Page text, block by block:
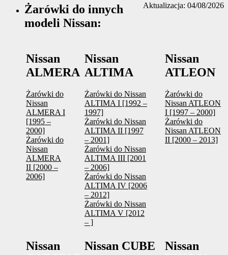
Aktualizacja: 04/08/2026
Żarówki do innych
modeli Nissan:
Nissan
ALMERA
Żarówki do
Nissan
ALMERA I
[1995 –
2000]
Żarówki do
Nissan
ALMERA
II [2000 –
2006]
Nissan
ALTIMA
Żarówki do Nissan
ALTIMA I [1992 –
1997]
Żarówki do Nissan
ALTIMA II [1997
– 2001]
Żarówki do Nissan
ALTIMA III [2001
– 2006]
Żarówki do Nissan
ALTIMA IV [2006
– 2012]
Żarówki do Nissan
ALTIMA V [2012
– ]
Nissan
ATLEON
Żarówki do
Nissan ATLEON
I [1997 – 2000]
Żarówki do
Nissan ATLEON
II [2000 – 2013]
Nissan
Nissan CUBE
Nissan